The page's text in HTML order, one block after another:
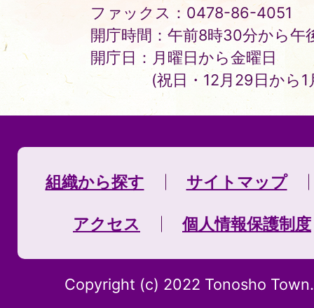
ファックス：0478-86-4051
開庁時間：午前8時30分から午
開庁日：月曜日から金曜日
(祝日・12月29日から
組織から探す サイトマップ
アクセス 個人情報保護制度
Copyright (c) 2022 Tonosho